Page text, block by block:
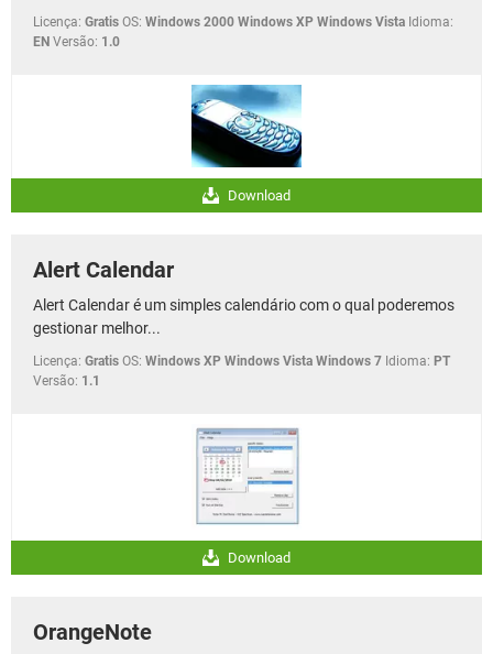
Licença: Gratis OS: Windows 2000 Windows XP Windows Vista Idioma:
EN Versão: 1.0
Download
Alert Calendar
Alert Calendar é um simples calendário com o qual poderemos
gestionar melhor...
Licença: Gratis OS: Windows XP Windows Vista Windows 7 Idioma: PT
Versão: 1.1
Download
OrangeNote